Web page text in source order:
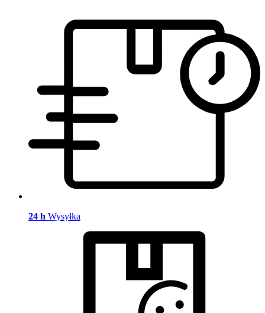
24 h Wysyłka